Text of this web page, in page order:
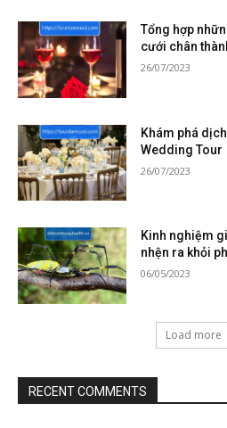
Tổng hợp
cưới chân
26/07/2023
Khám phá
Wedding Tour
26/07/2023
Kinh nghiệm
nhện ra khỏi
06/05/2023
Load more
RECENT COMMENTS